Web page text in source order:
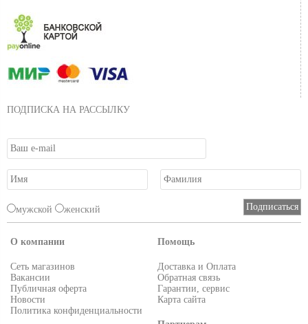
ПОДПИСКА НА РАССЫЛКУ
мужской женский
О компании
Сеть магазинов
Вакансии
Публичная оферта
Новости
Политика конфиденциальности
Помощь
Доставка и Оплата
Обратная связь
Гарантии, сервис
Карта сайта